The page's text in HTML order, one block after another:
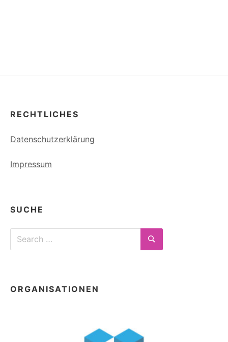
RECHTLICHES
Datenschutzerklärung
Impressum
SUCHE
Search
Search
ORGANISATIONEN